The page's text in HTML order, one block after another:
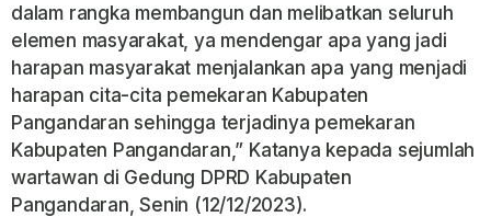
dalam rangka membangun dan melibatkan seluruh
elemen masyarakat, ya mendengar apa yang jadi
harapan masyarakat menjalankan apa yang menjadi
harapan cita-cita pemekaran Kabupaten
Pangandaran sehingga terjadinya pemekaran
Kabupaten Pangandaran,” Katanya kepada sejumlah
wartawan di Gedung DPRD Kabupaten
Pangandaran, Senin (12/12/2023).